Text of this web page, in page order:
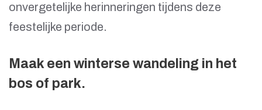
onvergetelijke herinneringen tijdens deze
feestelijke periode.
Maak een winterse wandeling in het
bos of park.